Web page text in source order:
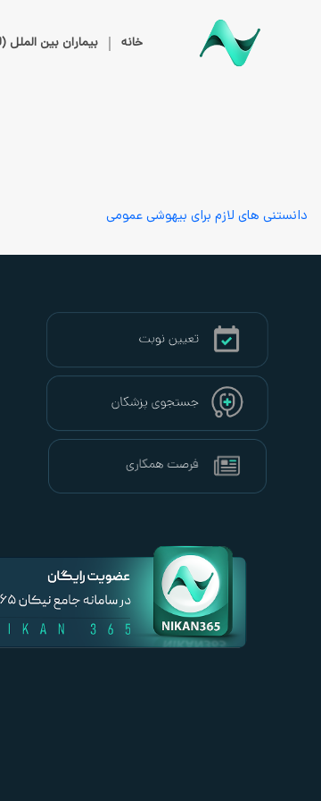
خانه بیماران بین الملل (IPD)
دانستنی های لازم برای بیهوشی عمومی